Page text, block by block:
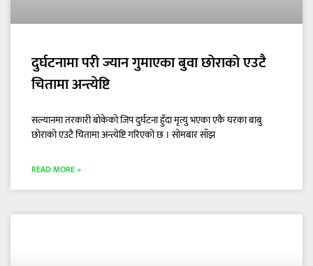
दुर्घटनामा परी ज्यान गुमाएका बुवा छोराको एउटै
चितामा अन्त्येष्टि
सल्यानमा तरकारी बोकेको जिप दुर्घटना हुँदा मृत्यु भएका एकै घरका बाबु
छोराको एउटै चितामा अन्त्येष्टि गरिएको छ । सोमबार साँझ
READ MORE »